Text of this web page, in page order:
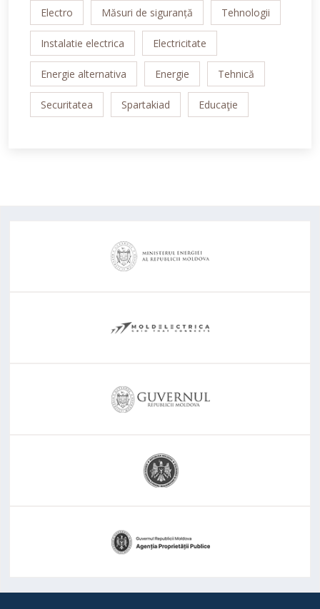
Electro Măsuri de siguranță Tehnologii
Instalatie electrica Electricitate
Energie alternativa Energie Tehnică
Securitatea Spartakiad Educaţie